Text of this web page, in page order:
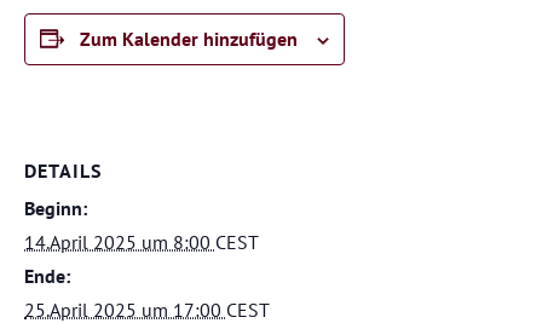
Zum Kalender hinzufügen
DETAILS
Beginn:
14.April 2025 um 8:00 CEST
Ende:
25.April 2025 um 17:00 CEST